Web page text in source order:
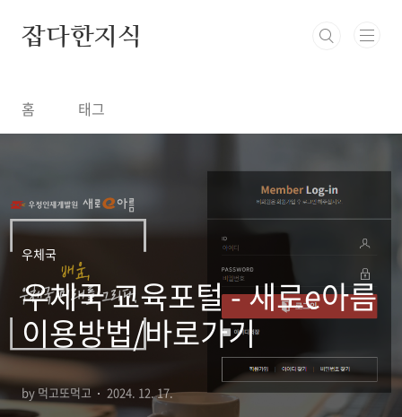
잡다한지식
홈 태그
우체국
우체국 교육포털 - 새로e아름
이용방법/바로가기
by 먹고또먹고 2024. 12. 17.